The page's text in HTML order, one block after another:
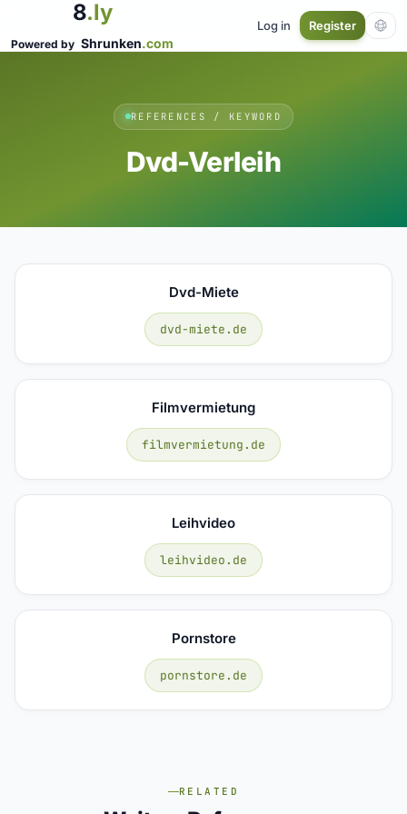
8.ly
Powered by Shrunken.com
Log in Register
REFERENCES / KEYWORD
Dvd-Verleih
Dvd-Miete
dvd-miete.de
Filmvermietung
filmvermietung.de
Leihvideo
leihvideo.de
Pornstore
pornstore.de
RELATED